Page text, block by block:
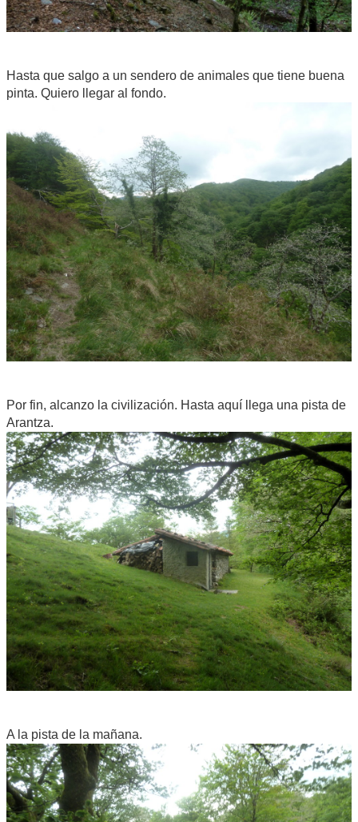
Hasta que salgo a un sendero de animales que tiene buena
pinta. Quiero llegar al fondo.
Por fin, alcanzo la civilización. Hasta aquí llega una pista de
Arantza.
A la pista de la mañana.